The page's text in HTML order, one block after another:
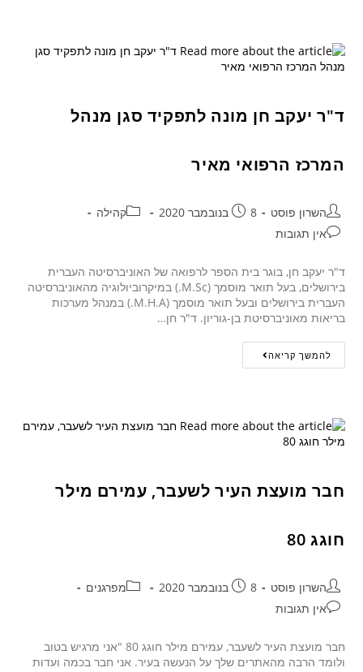
ד"ר יעקב חן מונה לתפקיד סגן מנהל
המרכז הרפואי מאיר
השרון פוסט 8 בנובמבר 2020
קהילה
אין תגובות
ד"ר יעקב חן, בוגר בית הספר לרפואה של האוניברסיטה העברית
בירושלים, בעל תואר מוסמך (M.Sc.) במיקרוביולוגיה מהאוניברסיטה
העברית בירושלים ובעל תואר מוסמך (M.H.A.) במנהל מערכות
בריאות מאוניברסיטת בן-גוריון. ד"ר חן…
להמשך קריאה
חבר מועצת העיר לשעבר, עמירם מילר
חוגג 80
השרון פוסט 8 בנובמבר 2020
מפרגנים
אין תגובות
חבר מועצת העיר לשעבר, עמירם מילר חוגג 80 "אני מרגיש בטוב
ולומד הרבה מהאתרים שלך על הנעשה בעיר. אני חבר בכמה ועדות